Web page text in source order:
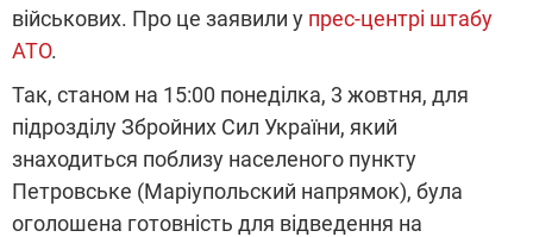
військових. Про це заявили у прес-центрі штабу
АТО.
Так, станом на 15:00 понеділка, 3 жовтня, для
підрозділу Збройних Сил України, який
знаходиться поблизу населеного пункту
Петровське (Маріупольский напрямок), була
оголошена готовність для відведення на